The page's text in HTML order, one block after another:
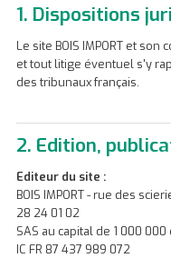
1. Dispositions
Le site BOIS IMPORT et
et tout litige éventuel s'y
des tribunaux français.
2. Edition,
Editeur du site :
BOIS IMPORT - rue des
28 24 01 02
SAS au capital de 1 000 000
IC FR 87 437 989 072